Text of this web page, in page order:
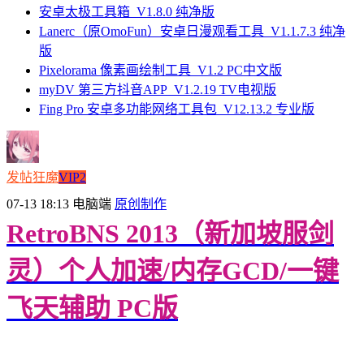
安卓太极工具箱_V1.8.0 纯净版
Lanerc（原OmoFun）安卓日漫观看工具_V1.1.7.3 纯净
版
Pixelorama 像素画绘制工具_V1.2 PC中文版
myDV 第三方抖音APP_V1.2.19 TV电视版
Fing Pro 安卓多功能网络工具包_V12.13.2 专业版
发帖狂魔VIP2
07-13 18:13 电脑端 原创制作
RetroBNS 2013（新加坡服剑
灵）个人加速/内存GCD/一键
飞天辅助 PC版